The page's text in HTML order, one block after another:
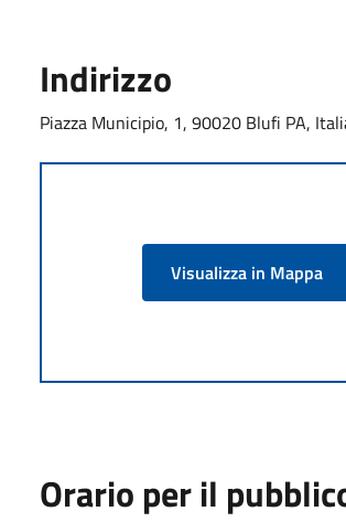
Indirizzo
Piazza Municipio, 1, 90020 Blufi PA,
Visualizza in Mappa
Orario per il